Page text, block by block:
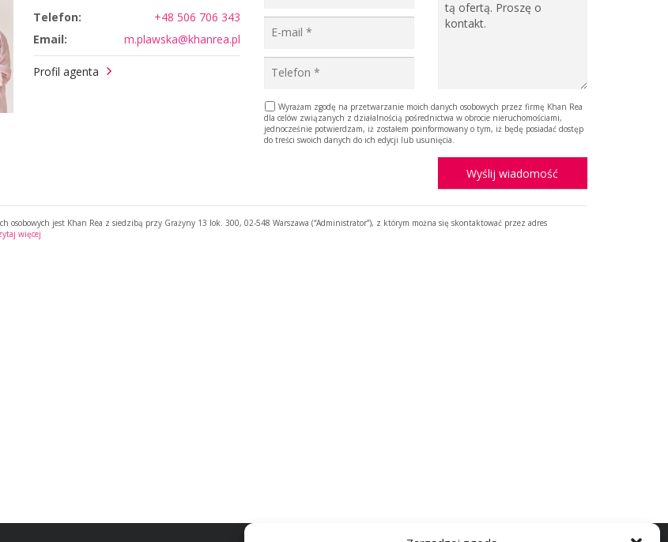
Telefon:
+48 506 706 343
Email:
m.plawska@khanrea.pl
Profil agenta
Wyrażam zgodę na przetwarzanie moich danych osobowych przez firmę Khan Rea
dla celów związanych z działalnością pośrednictwa w obrocie nieruchomościami,
jednocześnie potwierdzam, iż zostałem poinformowany o tym, iż będę posiadać dostęp
do treści swoich danych do ich edycji lub usunięcia.
Wyślij wiadomość
osobowych jest Khan Rea z siedzibą przy Grażyny 13 lok. 300, 02-548 Warszawa (“Administrator”), z którym można się skontaktować przez adres
więcej